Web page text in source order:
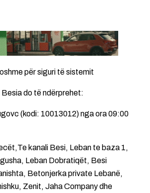
për siguri të sistemit
do të ndërprehet:
(kodi: 10013012) nga ora 09:00
kanali Besi, Leban te baza 1,
Leban Dobratiqët, Besi
Betonjerka private Lebanë,
Zenit, Jaha Company dhe